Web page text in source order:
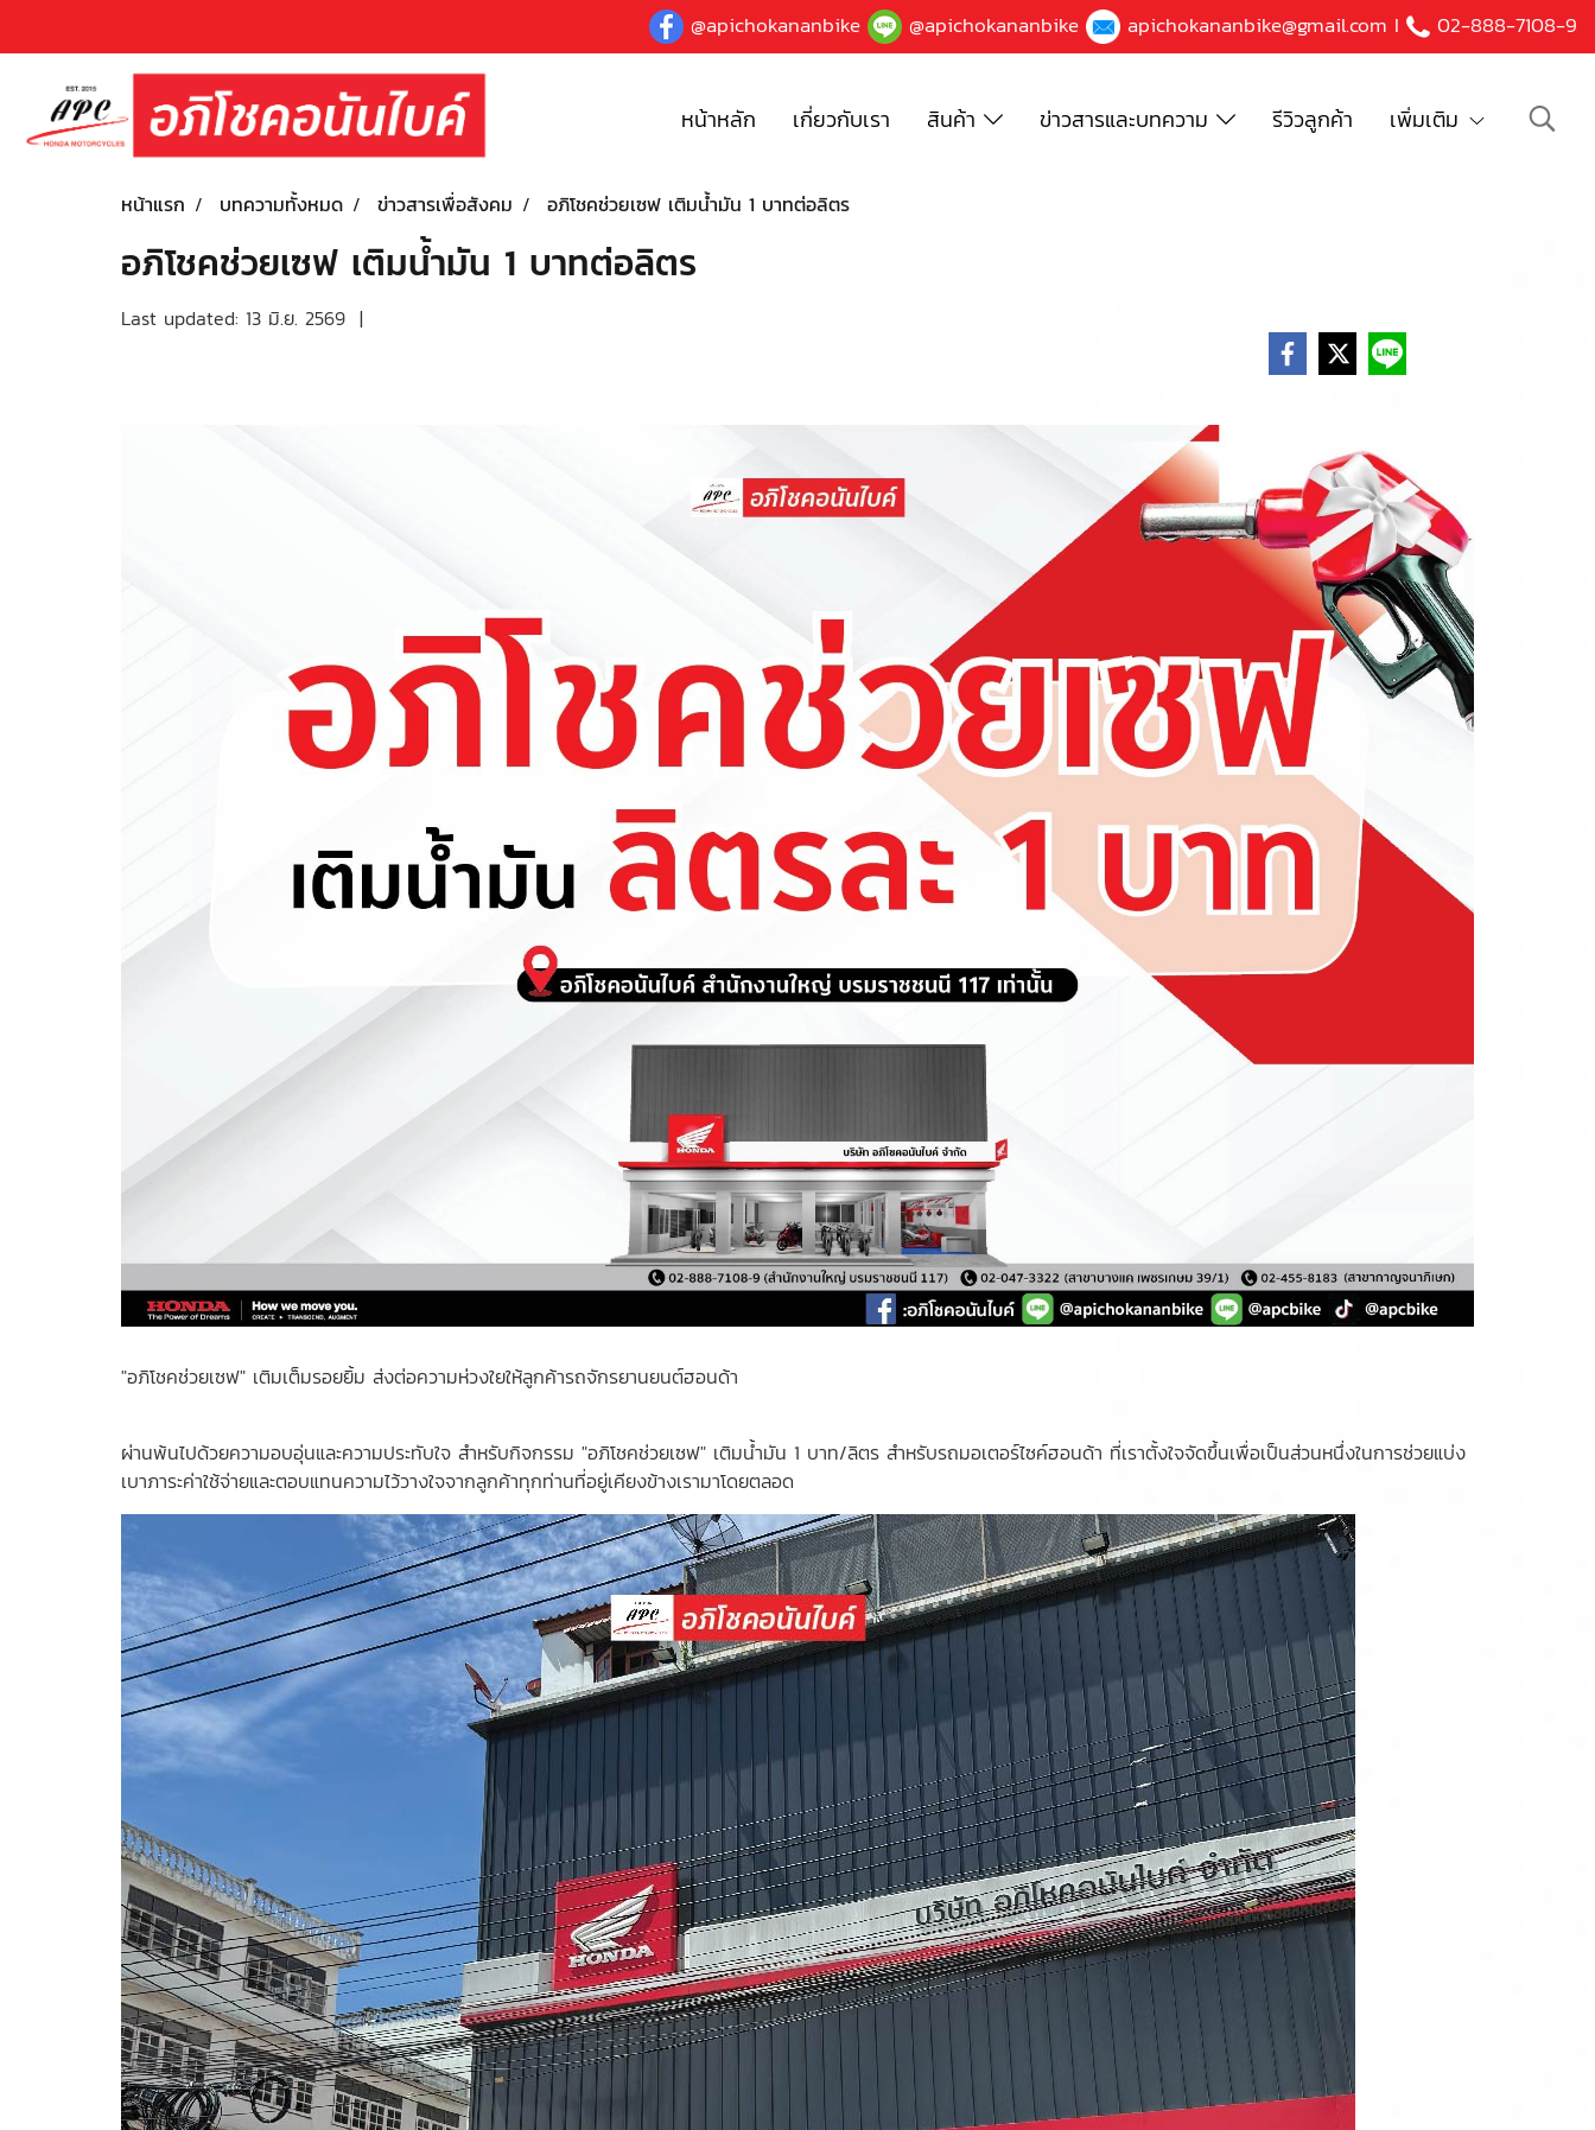
@apichokananbike @apichokananbike apichokananbike@gmail.com I 02-888-7108-9
หน้าหลัก เกี่ยวกับเรา สินค้า ข่าวสารและบทความ รีวิวลูกค้า เพิ่มเติม
หน้าแรก บทความทั้งหมด ข่าวสารเพื่อสังคม อภิโชคช่วยเซฟ เติมน้ำมัน 1 บาทต่อลิตร
อภิโชคช่วยเซฟ เติมน้ำมัน 1 บาทต่อลิตร
Last updated: 13 มิ.ย. 2569 |
"อภิโชคช่วยเซฟ" เติมเต็มรอยยิ้ม ส่งต่อความห่วงใยให้ลูกค้ารถจักรยานยนต์ฮอนด้า
ผ่านพ้นไปด้วยความอบอุ่นและความประทับใจ สำหรับกิจกรรม "อภิโชคช่วยเซฟ" เติมน้ำมัน 1 บาท/ลิตร สำหรับรถมอเตอร์ไซค์ฮอนด้า ที่เราตั้งใจจัดขึ้นเพื่อเป็นส่วนหนึ่งในการช่วยแบ่ง
เบาภาระค่าใช้จ่ายและตอบแทนความไว้วางใจจากลูกค้าทุกท่านที่อยู่เคียงข้างเรามาโดยตลอด